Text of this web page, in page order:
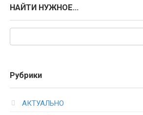
НАЙТИ НУЖНОЕ…
Рубрики
АКТУАЛЬНО